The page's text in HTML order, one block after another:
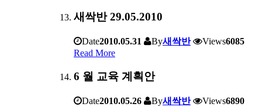
새싹반 29.05.2010
Date2010.05.31 By새싹반 Views6085
Read More
6 월 교육 계획안
Date2010.05.26 By새싹반 Views6890